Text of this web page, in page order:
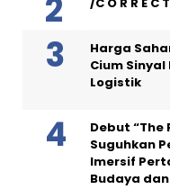
/C O R R E
Harga
Cium
Logistik
Debut “The
Suguhkan
Imersif
Budaya